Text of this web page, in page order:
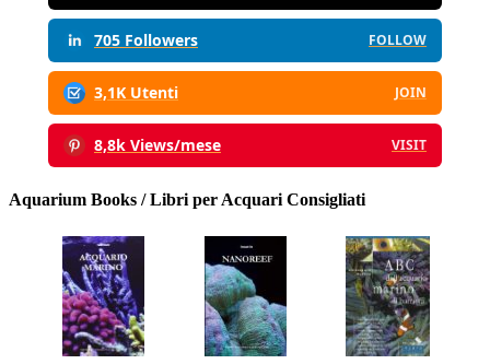
705 Followers FOLLOW
3,1K Utenti JOIN
8,8k Views/mese VISIT
Aquarium Books / Libri per Acquari Consigliati